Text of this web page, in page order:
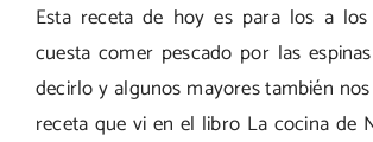
Esta receta de hoy es para los a
cuesta comer pescado por las
decirlo y algunos mayores también
receta que vi en el libro La cocina de